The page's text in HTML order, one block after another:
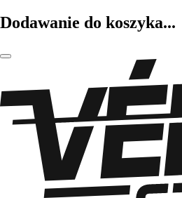
Dodawanie do koszyka...